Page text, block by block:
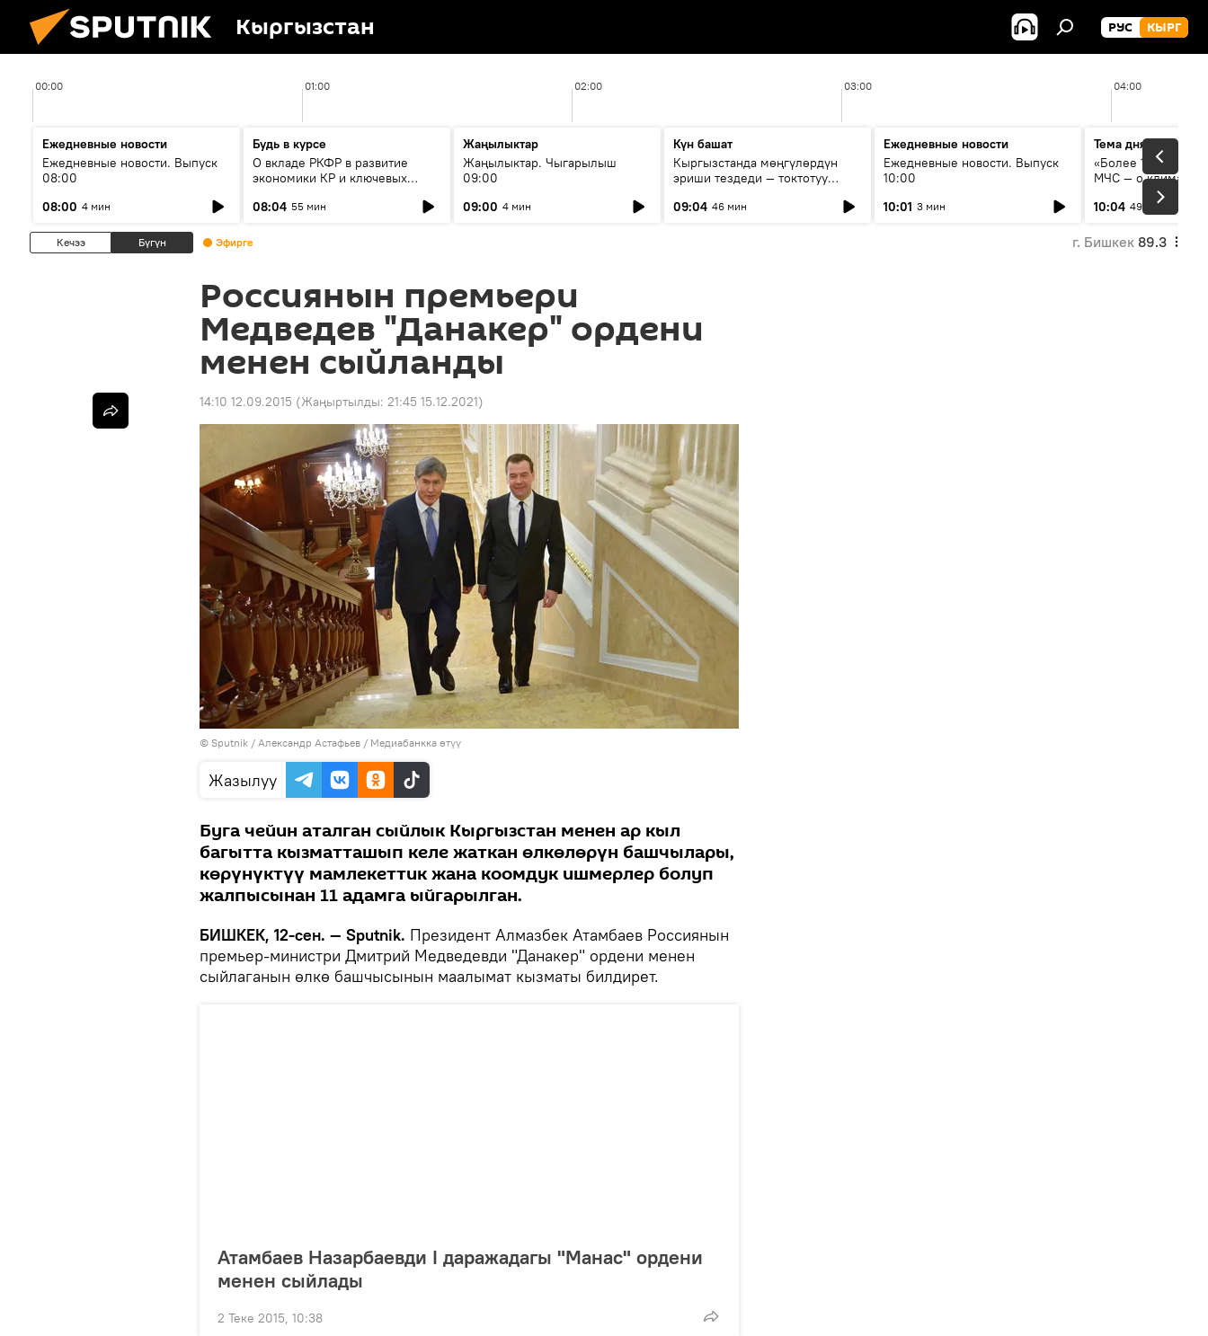
Кыргызстан РУС КЫРГ
00:00 01:00 02:00 03:00 04:00
Ежедневные новости
Ежедневные новости. Выпуск
08:00
08:00 4 мин
Будь в курсе
О вкладе РКФР в развитие
экономики КР и ключевых
08:04 55 мин
Жаңылыктар
Жаңылыктар. Чыгарылыш
09:00
09:00 4 мин
Күн башат
Кыргызстанда мөңгүлөрдүн
эриши тездеди — токтотуу
09:04 46 мин
Ежедневные новости
Ежедневные новости. Выпуск
10:00
10:01 3 мин
Тема дня
«Более 1200 сёл в
МЧС — о климате,
системе
населения
10:04 49 мин
Кечээ Бүгүн Эфирге г. Бишкек 89.3
Россиянын премьери
Медведев "Данакер" ордени
менен сыйланды
14:10 12.09.2015 (Жаңыртылды: 21:45 15.12.2021)
© Sputnik / Александр Астафьев / Медиабанкка өтүү
Жазылуу
Буга чейин аталган сыйлык Кыргызстан менен ар кыл
багытта кызматташып келе жаткан өлкөлөрүн башчылары,
көрүнүктүү мамлекеттик жана коомдук ишмерлер болуп
жалпысынан 11 адамга ыйгарылган.
БИШКЕК, 12-сен. — Sputnik. Президент Алмазбек Атамбаев Россиянын
премьер-министри Дмитрий Медведевди "Данакер" ордени менен
сыйлаганын өлкө башчысынын маалымат кызматы билдирет.
Атамбаев Назарбаевди I даражадагы "Манас" ордени
менен сыйлады
2 Теке 2015, 10:38